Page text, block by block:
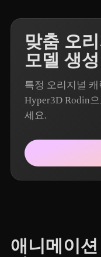
맞춤 오
모델 생성
특정 오리지널
Hyper3D Rodin
세요.
애니메이